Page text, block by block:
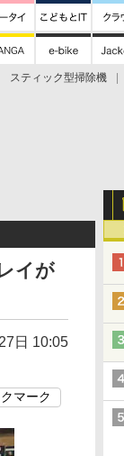
スティック型掃除機
イが
日 10:05
マーク